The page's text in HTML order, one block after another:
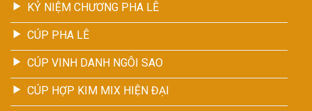
KỶ NIỆM CHƯƠNG PHA LÊ
CÚP PHA LÊ
CÚP VINH DANH NGÔI SAO
CÚP HỢP KIM MIX HIỆN ĐẠI